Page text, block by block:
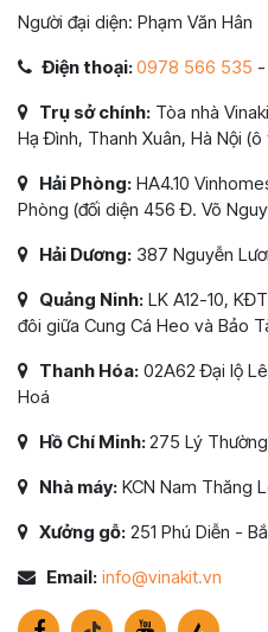
Người đại diện: Phạm Văn Hân
Điện thoại:0978 566 535 -
Trụ sở chính: Tòa nhà
Hạ Đình, Thanh Xuân, Hà Nội
Hải Phòng: HA4.10
Phòng (đối diện 456 Đ. Võ
Hải Dương: 387 Nguyễn
Quảng Ninh: LK A12-10,
đôi giữa Cung Cá Heo và Bảo
Thanh Hóa: 02A62 Đại lộ
Hoá
Hồ Chí Minh:275 Lý
Nhà máy: KCN Nam Thăng
Xưởng gỗ: 251 Phú Diễn -
Email: info@vinakit.vn